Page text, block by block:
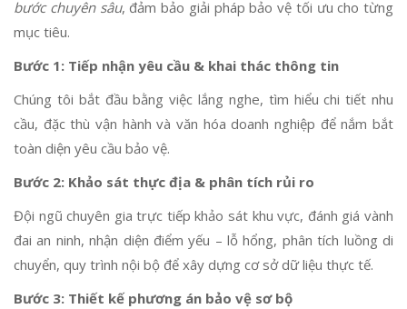
bước chuyên sâu, đảm bảo giải pháp bảo vệ tối ưu cho từng
mục tiêu.
Bước 1: Tiếp nhận yêu cầu & khai thác thông tin
Chúng tôi bắt đầu bằng việc lắng nghe, tìm hiểu chi tiết nhu
cầu, đặc thù vận hành và văn hóa doanh nghiệp để nắm bắt
toàn diện yêu cầu bảo vệ.
Bước 2: Khảo sát thực địa & phân tích rủi ro
Đội ngũ chuyên gia trực tiếp khảo sát khu vực, đánh giá vành
đai an ninh, nhận diện điểm yếu – lỗ hổng, phân tích luồng di
chuyển, quy trình nội bộ để xây dựng cơ sở dữ liệu thực tế.
Bước 3: Thiết kế phương án bảo vệ sơ bộ